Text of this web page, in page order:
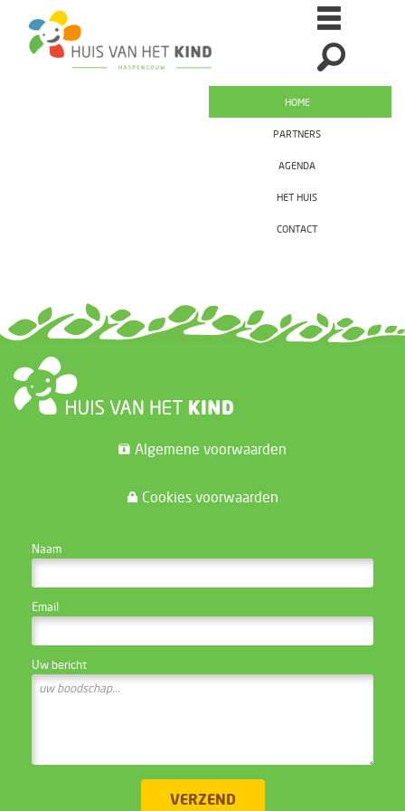
HOME
PARTNERS
AGENDA
HET HUIS
CONTACT
Algemene voorwaarden
Cookies voorwaarden
Naam
Email
Uw bericht
VERZEND